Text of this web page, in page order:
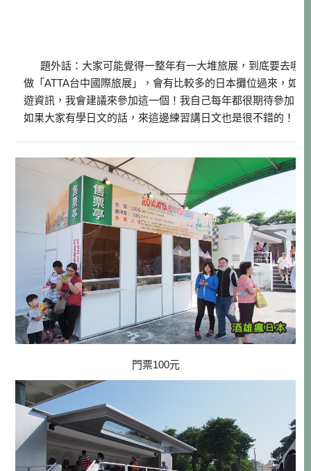
題外話：大家可能覺得一整年有一大堆旅展，到底要去哪
做「ATTA台中國際旅展」，會有比較多的日本攤位過來，如
遊資訊，我會建議來參加這一個！我自己每年都很期待參加
如果大家有學日文的話，來這邊練習講日文也是很不錯的！
門票100元